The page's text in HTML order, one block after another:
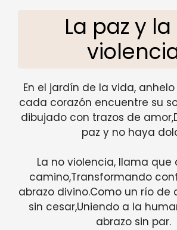
La paz y
En el jardín de la vida,
cada corazón encuentre su
dibujado con trazos de
paz y no haya
La no violencia, llama que
camino,Transformando
abrazo divino.Como un río de
sin cesar,Uniendo a la
abrazo sin par.